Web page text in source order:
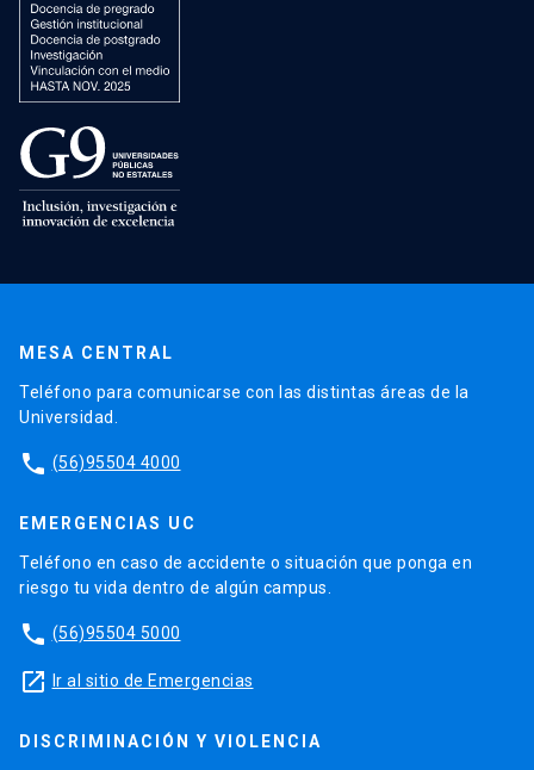
MESA CENTRAL
Teléfono para comunicarse con las distintas áreas de la
Universidad.
phone (56)95504 4000
EMERGENCIAS UC
Teléfono en caso de accidente o situación que ponga en
riesgo tu vida dentro de algún campus.
phone (56)95504 5000
launch Ir al sitio de Emergencias
DISCRIMINACIÓN Y VIOLENCIA